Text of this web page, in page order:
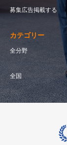
募集広告掲載する
カテゴリー
全分野
全国